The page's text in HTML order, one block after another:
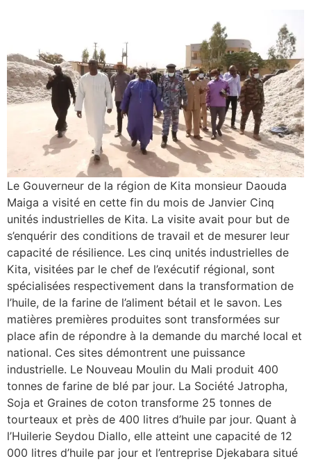
Le Gouverneur de la région de Kita monsieur Daouda
Maiga a visité en cette fin du mois de Janvier Cinq
unités industrielles de Kita. La visite avait pour but de
s’enquérir des conditions de travail et de mesurer leur
capacité de résilience. Les cinq unités industrielles de
Kita, visitées par le chef de l’exécutif régional, sont
spécialisées respectivement dans la transformation de
l’huile, de la farine de l’aliment bétail et le savon. Les
matières premières produites sont transformées sur
place afin de répondre à la demande du marché local et
national. Ces sites démontrent une puissance
industrielle. Le Nouveau Moulin du Mali produit 400
tonnes de farine de blé par jour. La Société Jatropha,
Soja et Graines de coton transforme 25 tonnes de
tourteaux et près de 400 litres d’huile par jour. Quant à
l’Huilerie Seydou Diallo, elle atteint une capacité de 12
000 litres d’huile par jour et l’entreprise Djekabara situé